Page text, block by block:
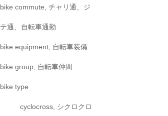
bike commute, チャリ通、ジ
テ通、自転車通勤
bike equipment, 自転車装備
bike group, 自転車仲間
bike type
cyclocross, シクロクロ